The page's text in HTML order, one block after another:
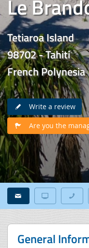
Le
Tetiaroa Island
98702 - Tahiti
French Polynesia
Write a review
Are you the
General